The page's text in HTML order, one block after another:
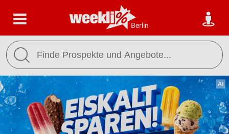
Berlin